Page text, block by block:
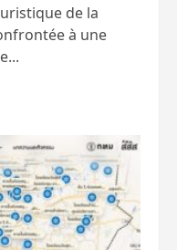
de la
à une